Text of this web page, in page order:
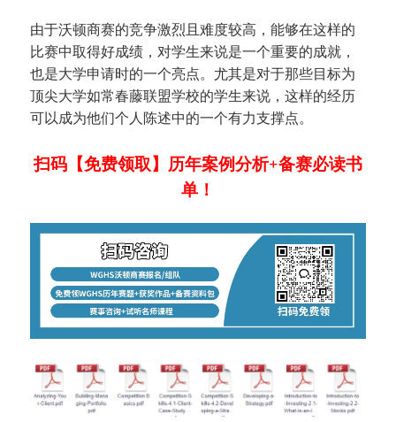
由于沃顿商赛的竞争激烈且难度较高，能够在这样的
比赛中取得好成绩，对学生来说是一个重要的成就，
也是大学申请时的一个亮点。尤其是对于那些目标为
顶尖大学如常春藤联盟学校的学生来说，这样的经历
可以成为他们个人陈述中的一个有力支撑点。
扫码【免费领取】历年案例分析+备赛必读书
单！